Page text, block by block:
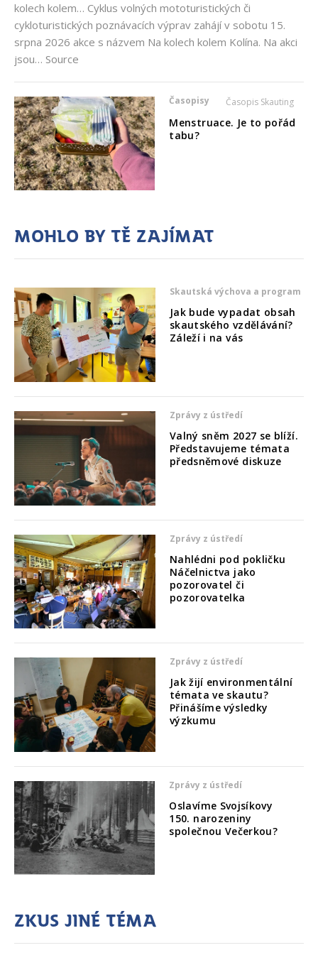
kolech kolem… Cyklus volných mototuristických či
cykloturistických poznávacích výprav zahájí v sobotu 15.
srpna 2026 akce s názvem Na kolech kolem Kolína. Na akci
jsou… Source
Časopisy Časopis Skauting
Menstruace. Je to pořád
tabu?
Mohlo by tě zajímat
Skautská výchova a program
Jak bude vypadat obsah
skautského vzdělávání?
Záleží i na vás
Zprávy z ústředí
Valný sněm 2027 se blíží.
Představujeme témata
předsněmové diskuze
Zprávy z ústředí
Nahlédni pod pokličku
Náčelnictva jako
pozorovatel či
pozorovatelka
Zprávy z ústředí
Jak žijí environmentální
témata ve skautu?
Přinášíme výsledky
výzkumu
Zprávy z ústředí
Oslavíme Svojsíkovy
150. narozeniny
společnou Večerkou?
Zkus jiné téma